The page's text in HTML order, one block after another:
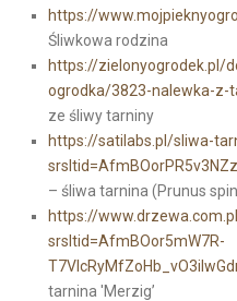
https://
Śliwkowa rodzina
https://zielonyogrodek.pl/
ogrodka/3823-nalewka-z-
ze śliwy tarniny
https://satilabs.pl/sliwa-
– śliwa tarnina (Prunus
https://
srsltid=AfmBOor5mW7R-
tarnina 'Merzig’